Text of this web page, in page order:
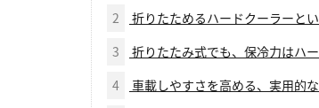
2
折りたためるハードクーラーと
3
折りたたみ式でも、保冷力はハ
4
車載しやすさを高める、実用的